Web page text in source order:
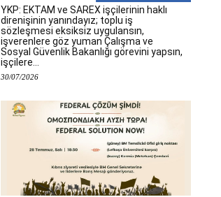
YKP: EKTAM ve SAREX işçilerinin haklı
direnişinin yanındayız; toplu iş
sözleşmesi eksiksiz uygulansın,
işverenlere göz yuman Çalışma ve
Sosyal Güvenlik Bakanlığı görevini yapsın,
işçilere...
30/07/2026